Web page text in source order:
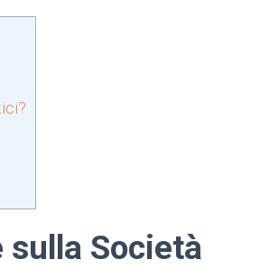
Società